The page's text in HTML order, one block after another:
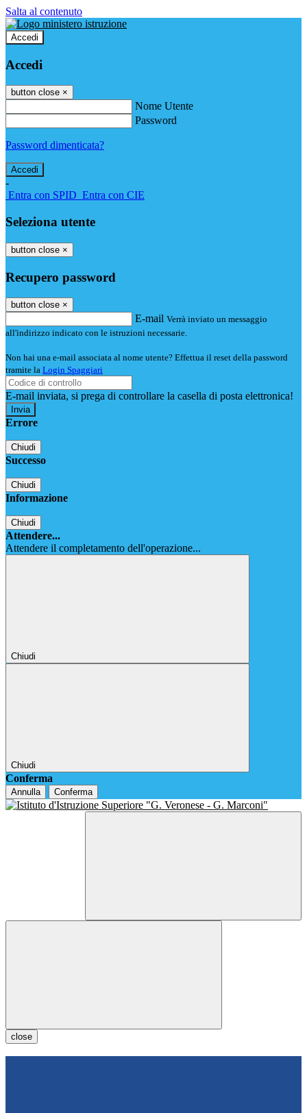
Salta al contenuto
Accedi
Accedi
button close ×
Nome Utente
Password
Password dimenticata?
-
Entra con SPID Entra con CIE
Seleziona utente
button close ×
Recupero password
button close ×
E-mail Verrà inviato un messaggio
all'indirizzo indicato con le istruzioni necessarie.
Non hai una e-mail associata al nome utente? Effettua il reset della password
tramite la Login Spaggiari
E-mail inviata, si prega di controllare la casella di posta elettronica!
Errore
Chiudi
Successo
Chiudi
Informazione
Chiudi
Attendere...
Attendere il completamento dell'operazione...
Chiudi
Chiudi
Conferma
Annulla Conferma
close